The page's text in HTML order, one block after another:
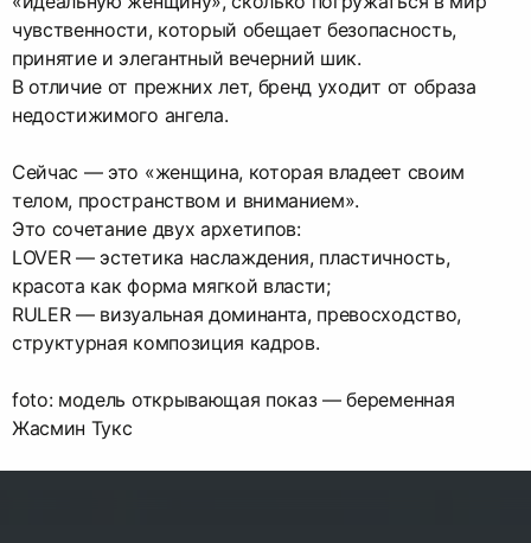
чувственности, который обещает безопасность,
принятие и элегантный вечерний шик.
В отличие от прежних лет, бренд уходит от образа
недостижимого ангела.
Сейчас ― это «женщина, которая владеет своим
телом, пространством и вниманием».
Это сочетание двух архетипов:
LOVER — эстетика наслаждения, пластичность,
красота как форма мягкой власти;
RULER — визуальная доминанта, превосходство,
структурная композиция кадров.
foto: модель открывающая показ — беременная
Жасмин Тукс